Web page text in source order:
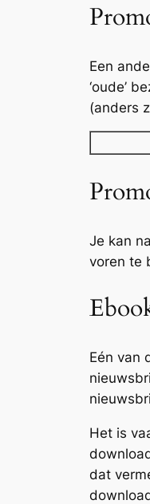
Een
‘oude’
(anders
Je kan
voren te
Eén van
Het is
dat